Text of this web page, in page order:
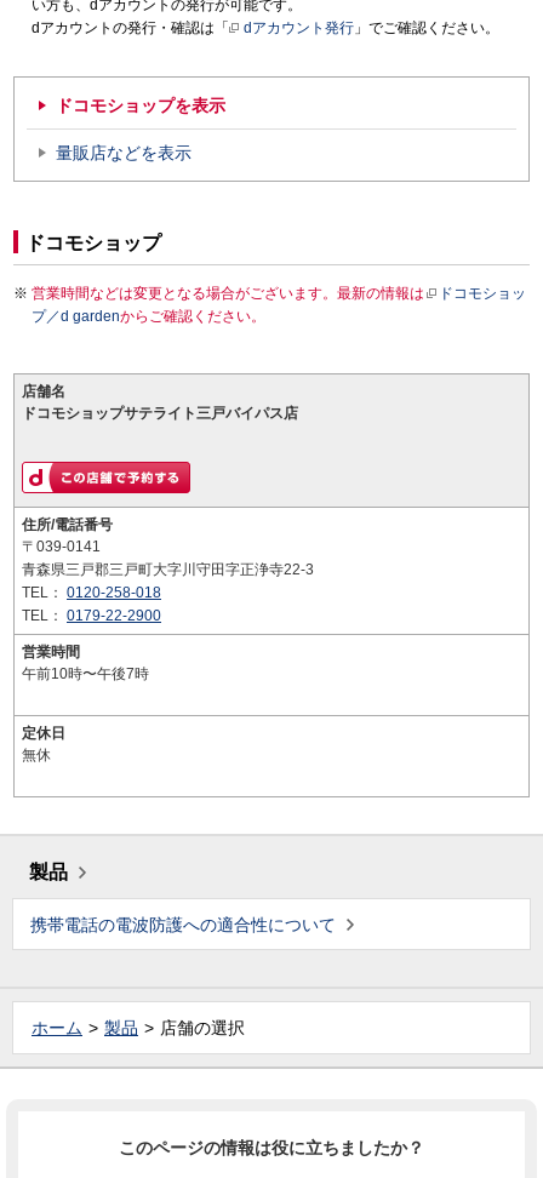
い方も、dアカウントの発行が可能です。
dアカウントの発行・確認は「
dアカウント発行 」でご確認ください。
ドコモショップを表示
量販店などを表示
ドコモショップ
営業時間などは変更となる場合がございます。最新の情報は
ドコモショッ
プ／d gardenからご確認ください。
店舗名
ドコモショップサテライト三戸バイパス店
住所/電話番号
〒039-0141
青森県三戸郡三戸町大字川守田字正浄寺22-3
TEL： 0120-258-018
TEL： 0179-22-2900
営業時間
午前10時〜午後7時
定休日
無休
製品
携帯電話の電波防護への適合性について
ホーム 製品 店舗の選択
このページの情報は役に立ちましたか？